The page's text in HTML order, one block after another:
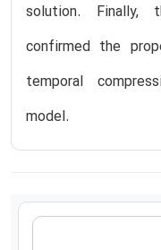
solution. Finally,
confirmed the
temporal
model.